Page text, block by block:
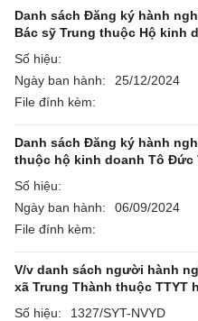
Danh sách Đăng ký hành
Bác sỹ Trung thuộc Hộ kinh
Số hiệu:
Ngày ban hành:
25/12/2024
File đính kèm:
Danh sách Đăng ký hành
thuộc hộ kinh doanh Tô Đức
Số hiệu:
Ngày ban hành:
06/09/2024
File đính kèm:
V/v danh sách người hành
xã Trung Thành thuộc TTYT
Số hiệu:
1327/SYT-NVYD